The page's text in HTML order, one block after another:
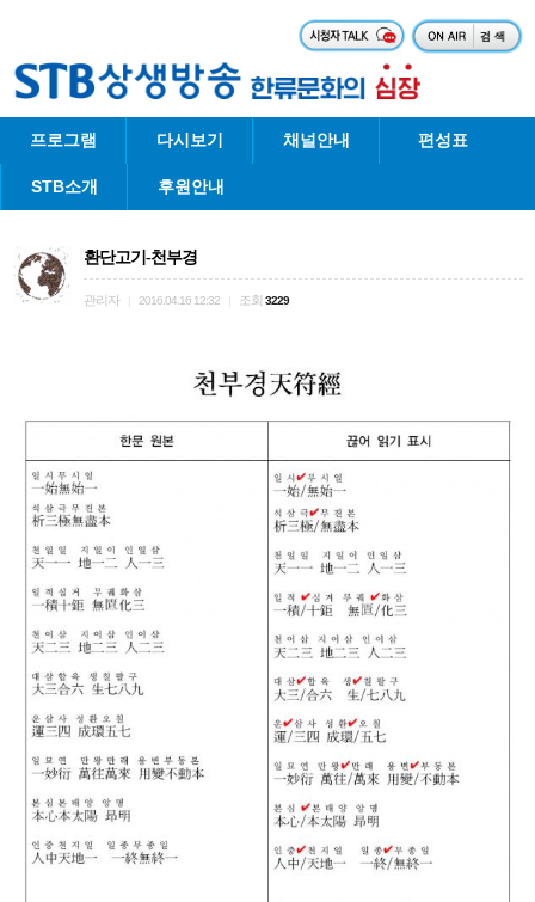
프로그램 다시보기 채널안내 편성표
STB소개 후원안내
환단고기-천부경
관리자 2016.04.16 12:32 조회 3229